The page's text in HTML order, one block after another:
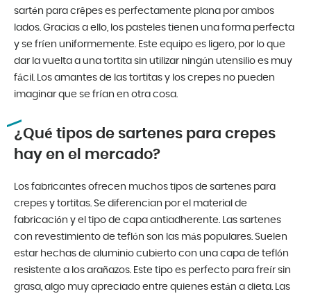
sartén para crêpes es perfectamente plana por ambos
lados. Gracias a ello, los pasteles tienen una forma perfecta
y se fríen uniformemente. Este equipo es ligero, por lo que
dar la vuelta a una tortita sin utilizar ningún utensilio es muy
fácil. Los amantes de las tortitas y los crepes no pueden
imaginar que se frían en otra cosa.
¿Qué tipos de sartenes para crepes
hay en el mercado?
Los fabricantes ofrecen muchos tipos de sartenes para
crepes y tortitas. Se diferencian por el material de
fabricación y el tipo de capa antiadherente. Las sartenes
con revestimiento de teflón son las más populares. Suelen
estar hechas de aluminio cubierto con una capa de teflón
resistente a los arañazos. Este tipo es perfecto para freír sin
grasa, algo muy apreciado entre quienes están a dieta. Las